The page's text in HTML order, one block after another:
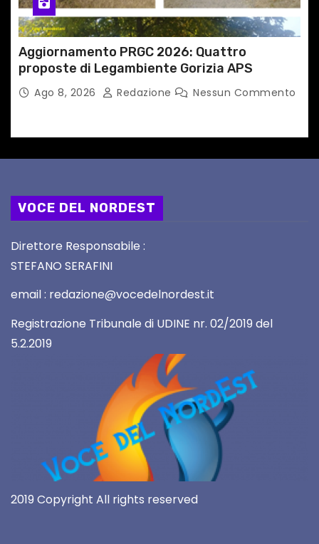
Aggiornamento PRGC 2026: Quattro
proposte di Legambiente Gorizia APS
Ago 8, 2026 Redazione Nessun Commento
VOCE DEL NORDEST
Direttore Responsabile :
STEFANO SERAFINI
email : redazione@vocedelnordest.it
Registrazione Tribunale di UDINE nr. 02/2019 del
5.2.2019
2019 Copyright All rights reserved